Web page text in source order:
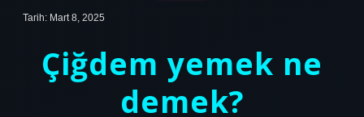
Tarih: Mart 8, 2025
Çiğdem yemek ne
demek?